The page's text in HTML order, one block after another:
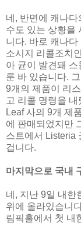
네, 반면에 캐나
수도 있는 상황을
니다. 바로 캐나
소시지 리콜조치
아 균이 발견돼 스
룬 바 있습니다.
9개의 제품이 리
고 리콜 명령을
Leaf 사의 9개 제
에 판매되었지만
스트에서 Listeria
겁니다.
마지막으로 국내
네, 지난 9일 내한
위에 올라있습니
림픽홀에서 첫 내